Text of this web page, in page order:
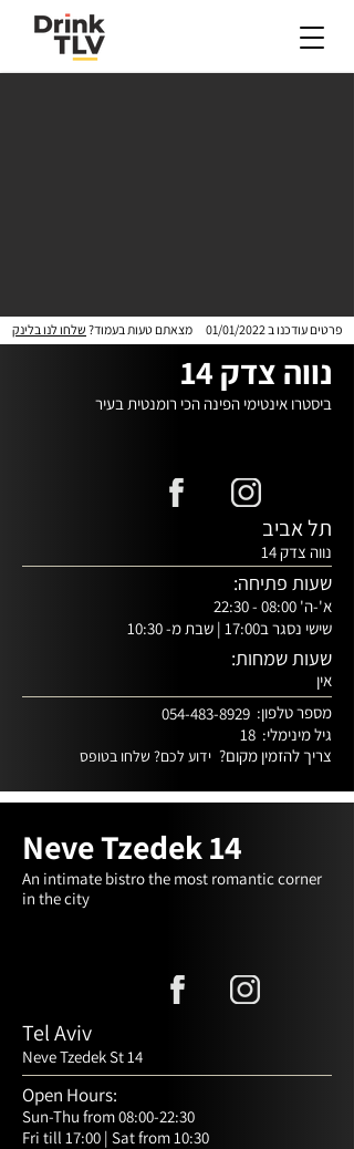
01/01/2022 מצאתם טעות בעמוד? שלחו לנו בלינק פרטים עודכנו ב
נווה צדק 14
ביסטרו אינטימי הפינה הכי רומנטית בעיר
תל אביב
נווה צדק 14
שעות פתיחה:
א'-ה' 08:00 - 22:30
שישי נסגר ב17:00 | שבת מ- 10:30
שעות שמחות:
אין
054-483-8929 מספר טלפון:
18 גיל מינימלי:
ידוע לכם? שלחו בטופס צריך להזמין מקום?
Neve Tzedek 14
An intimate bistro the most romantic corner
in the city
Tel Aviv
Neve Tzedek St 14
Open Hours:
Sun-Thu from 08:00-22:30
Fri till 17:00 | Sat from 10:30